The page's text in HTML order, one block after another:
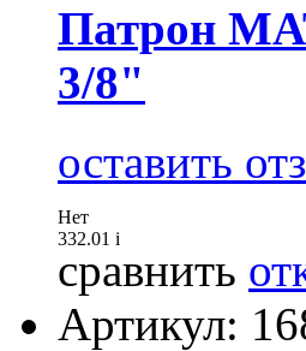
Патрон
3/8"
оставить
Нет
332.01 i
сравнить
Артикул: